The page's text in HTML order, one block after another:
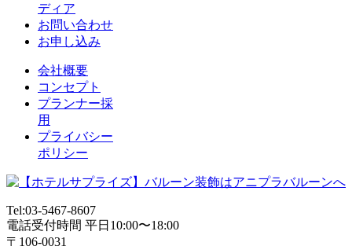
ディア
お問い合わせ
お申し込み
会社概要
コンセプト
プランナー採
用
プライバシー
ポリシー
Tel:03-5467-8607
電話受付時間 平日10:00〜18:00
〒106-0031